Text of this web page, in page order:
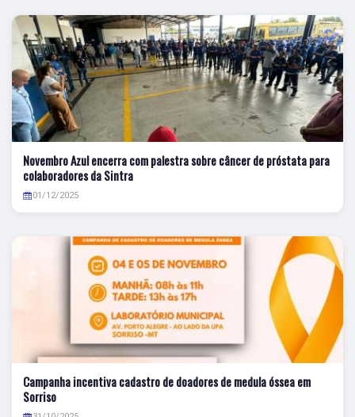
Novembro Azul encerra com palestra sobre câncer de próstata para
colaboradores da Sintra
01/12/2025
Campanha incentiva cadastro de doadores de medula óssea em
Sorriso